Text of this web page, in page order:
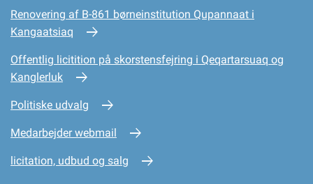
Renovering af B-861 børneinstitution Qupannaat i
Kangaatsiaq
Offentlig licitition på skorstensfejring i Qeqartarsuaq og
Kanglerluk
Politiske udvalg
Medarbejder webmail
licitation, udbud og salg